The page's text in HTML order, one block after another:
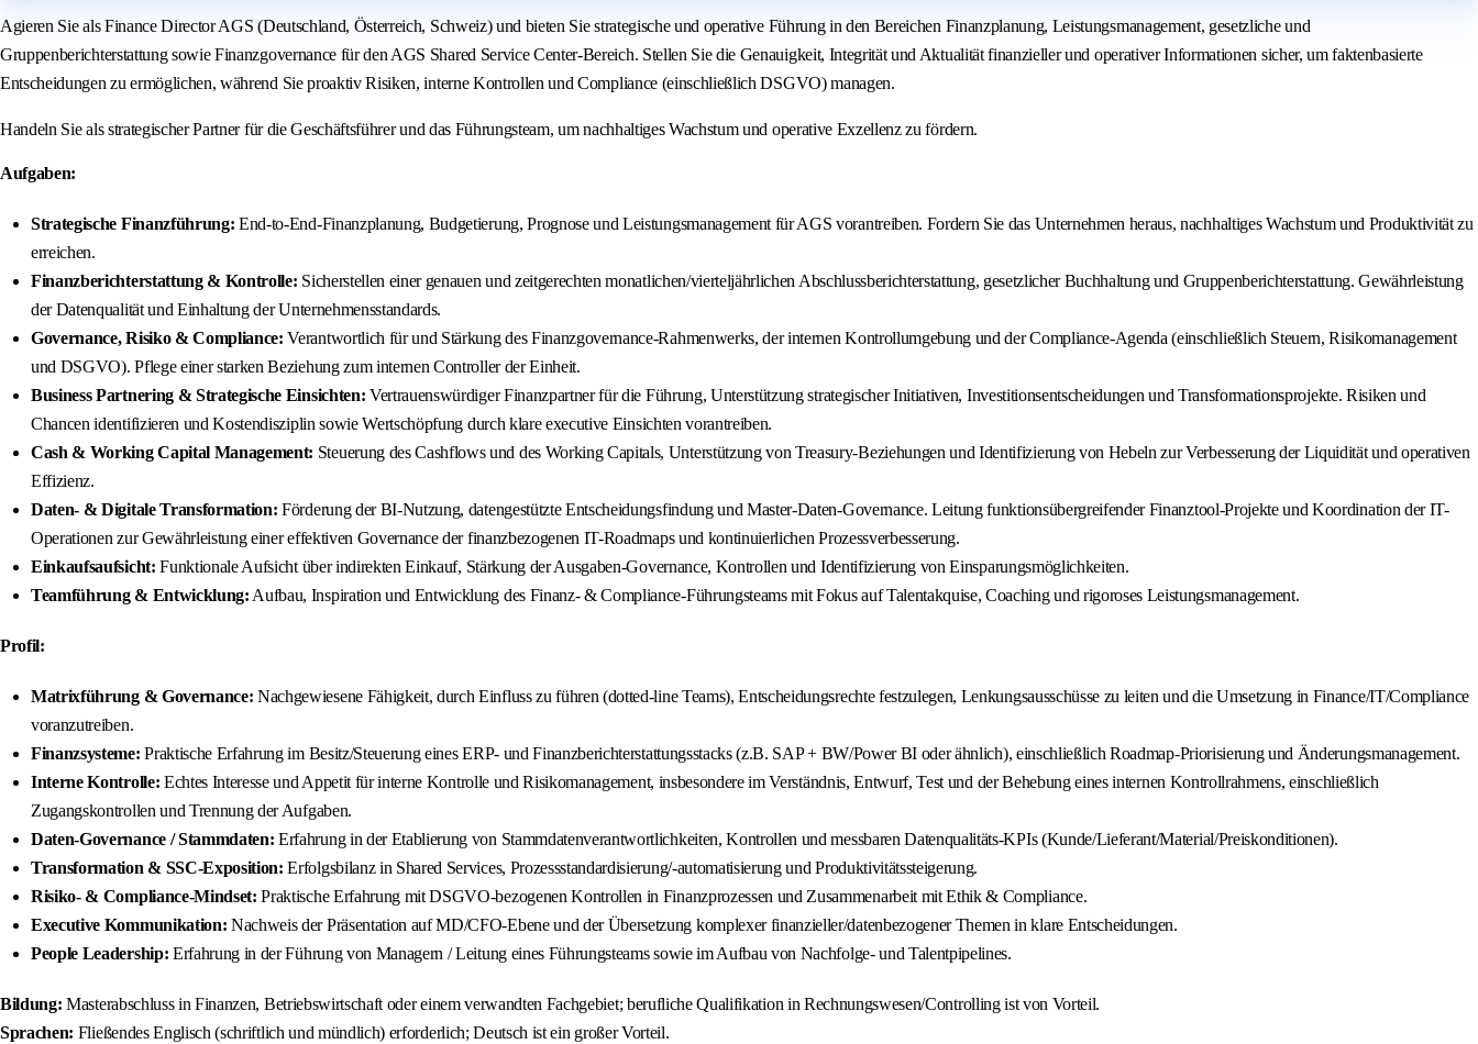
Agieren Sie als Finance Director AGS (Deutschland, Österreich, Schweiz) und bieten Sie strategische und operative Führung in den Bereichen Finanzplanung, Leistungsmanagement, gesetzliche und
Gruppenberichterstattung sowie Finanzgovernance für den AGS Shared Service Center-Bereich. Stellen Sie die Genauigkeit, Integrität und Aktualität finanzieller und operativer Informationen sicher, um faktenbasierte
Entscheidungen zu ermöglichen, während Sie proaktiv Risiken, interne Kontrollen und Compliance (einschließlich DSGVO) managen.
Handeln Sie als strategischer Partner für die Geschäftsführer und das Führungsteam, um nachhaltiges Wachstum und operative Exzellenz zu fördern.
Aufgaben:
Strategische Finanzführung: End-to-End-Finanzplanung, Budgetierung, Prognose und Leistungsmanagement für AGS vorantreiben. Fordern Sie das Unternehmen heraus, nachhaltiges Wachstum und Produktivität zu
erreichen.
Finanzberichterstattung & Kontrolle: Sicherstellen einer genauen und zeitgerechten monatlichen/vierteljährlichen Abschlussberichterstattung, gesetzlicher Buchhaltung und Gruppenberichterstattung. Gewährleistung
der Datenqualität und Einhaltung der Unternehmensstandards.
Governance, Risiko & Compliance: Verantwortlich für und Stärkung des Finanzgovernance-Rahmenwerks, der internen Kontrollumgebung und der Compliance-Agenda (einschließlich Steuern, Risikomanagement
und DSGVO). Pflege einer starken Beziehung zum internen Controller der Einheit.
Business Partnering & Strategische Einsichten: Vertrauenswürdiger Finanzpartner für die Führung, Unterstützung strategischer Initiativen, Investitionsentscheidungen und Transformationsprojekte. Risiken und
Chancen identifizieren und Kostendisziplin sowie Wertschöpfung durch klare executive Einsichten vorantreiben.
Cash & Working Capital Management: Steuerung des Cashflows und des Working Capitals, Unterstützung von Treasury-Beziehungen und Identifizierung von Hebeln zur Verbesserung der Liquidität und operativen
Effizienz.
Daten- & Digitale Transformation: Förderung der BI-Nutzung, datengestützte Entscheidungsfindung und Master-Daten-Governance. Leitung funktionsübergreifender Finanztool-Projekte und Koordination der IT-
Operationen zur Gewährleistung einer effektiven Governance der finanzbezogenen IT-Roadmaps und kontinuierlichen Prozessverbesserung.
Einkaufsaufsicht: Funktionale Aufsicht über indirekten Einkauf, Stärkung der Ausgaben-Governance, Kontrollen und Identifizierung von Einsparungsmöglichkeiten.
Teamführung & Entwicklung: Aufbau, Inspiration und Entwicklung des Finanz- & Compliance-Führungsteams mit Fokus auf Talentakquise, Coaching und rigoroses Leistungsmanagement.
Profil:
Matrixführung & Governance: Nachgewiesene Fähigkeit, durch Einfluss zu führen (dotted-line Teams), Entscheidungsrechte festzulegen, Lenkungsausschüsse zu leiten und die Umsetzung in Finance/IT/Compliance
voranzutreiben.
Finanzsysteme: Praktische Erfahrung im Besitz/Steuerung eines ERP- und Finanzberichterstattungsstacks (z.B. SAP + BW/Power BI oder ähnlich), einschließlich Roadmap-Priorisierung und Änderungsmanagement.
Interne Kontrolle: Echtes Interesse und Appetit für interne Kontrolle und Risikomanagement, insbesondere im Verständnis, Entwurf, Test und der Behebung eines internen Kontrollrahmens, einschließlich
Zugangskontrollen und Trennung der Aufgaben.
Daten-Governance / Stammdaten: Erfahrung in der Etablierung von Stammdatenverantwortlichkeiten, Kontrollen und messbaren Datenqualitäts-KPIs (Kunde/Lieferant/Material/Preiskonditionen).
Transformation & SSC-Exposition: Erfolgsbilanz in Shared Services, Prozessstandardisierung/-automatisierung und Produktivitätssteigerung.
Risiko- & Compliance-Mindset: Praktische Erfahrung mit DSGVO-bezogenen Kontrollen in Finanzprozessen und Zusammenarbeit mit Ethik & Compliance.
Executive Kommunikation: Nachweis der Präsentation auf MD/CFO-Ebene und der Übersetzung komplexer finanzieller/datenbezogener Themen in klare Entscheidungen.
People Leadership: Erfahrung in der Führung von Managern / Leitung eines Führungsteams sowie im Aufbau von Nachfolge- und Talentpipelines.
Bildung: Masterabschluss in Finanzen, Betriebswirtschaft oder einem verwandten Fachgebiet; berufliche Qualifikation in Rechnungswesen/Controlling ist von Vorteil.
Sprachen: Fließendes Englisch (schriftlich und mündlich) erforderlich; Deutsch ist ein großer Vorteil.